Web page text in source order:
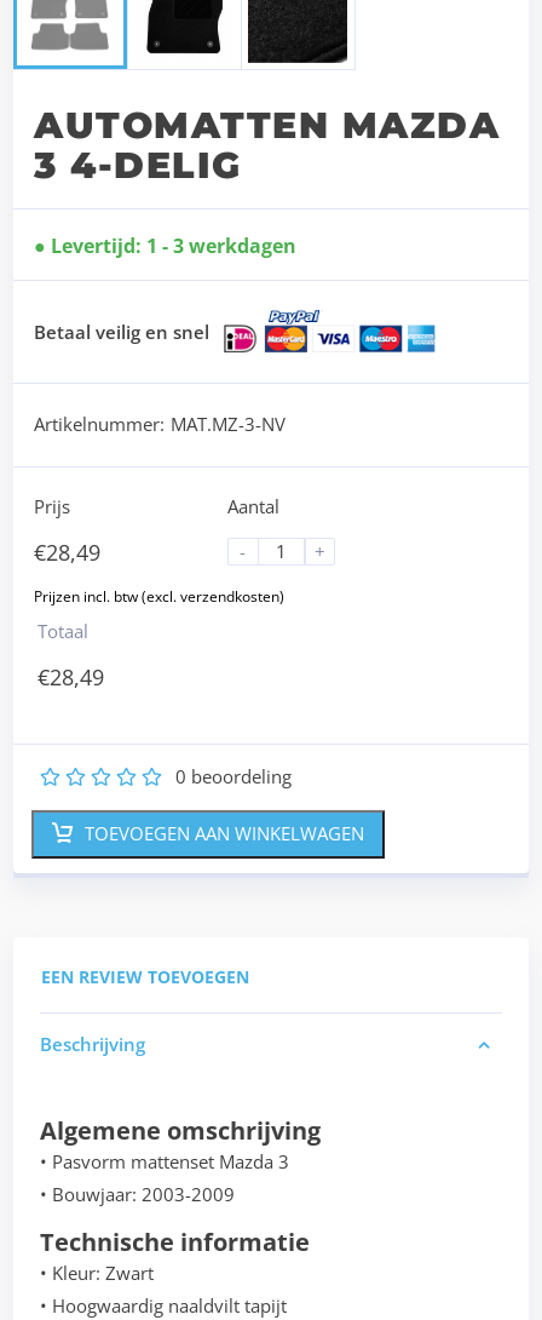
AUTOMATTEN MAZDA
3 4-DELIG
Levertijd: 1 - 3 werkdagen
Betaal veilig en snel
Artikelnummer: MAT.MZ-3-NV
Prijs
€28,49
Aantal
-
+
Totaal
€28,49
5
4
3
2 0 beoordeling
TOEVOEGEN AAN WINKELWAGEN
EEN REVIEW TOEVOEGEN
Beschrijving
Algemene omschrijving
• Pasvorm mattenset Mazda 3
• Bouwjaar: 2003-2009
Technische informatie
• Kleur: Zwart
• Hoogwaardig naaldvilt tapijt